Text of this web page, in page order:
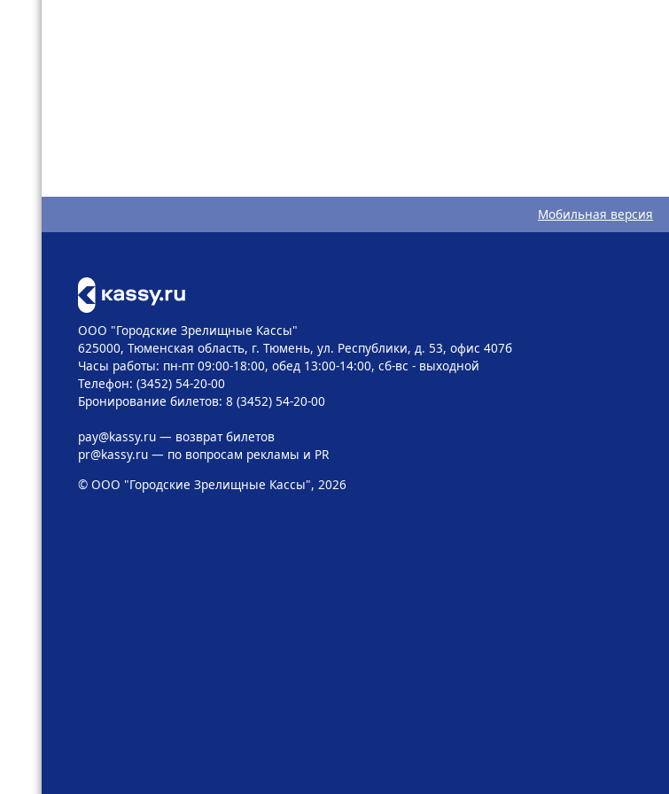
Мобильная версия
ООО "Городские Зрелищные Кассы"
625000, Тюменская область, г. Тюмень, ул. Республики, д. 53, офис 407б
Часы работы: пн-пт 09:00-18:00, обед 13:00-14:00, сб-вс - выходной
Телефон: (3452) 54-20-00
Бронирование билетов: 8 (3452) 54-20-00
pay@kassy.ru— возврат билетов
pr@kassy.ru— по вопросам рекламы и PR
© ООО "Городские Зрелищные Кассы", 2026